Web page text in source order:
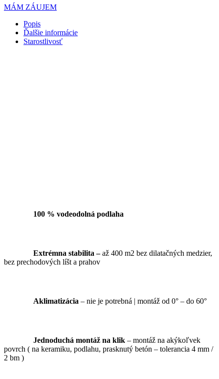
MÁM ZÁUJEM
Popis
Ďalšie informácie
Starostlivosť
100 % vodeodolná podlaha
Extrémna stabilita –až 400 m2 bez dilatačných medzier,
bez prechodových líšt a prahov
Aklimatizácia – nie je potrebná | montáž od 0° – do 60°
Jednoduchá montáž na klik – montáž na akýkoľvek
povrch ( na keramiku, podlahu, prasknutý betón – tolerancia 4 mm /
2 bm )